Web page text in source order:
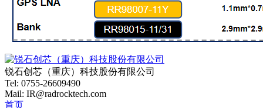
锐石创芯（重庆）科技股份有限公司
Tel: 0755-26609490
Mail: IR@radrocktech.com
首页